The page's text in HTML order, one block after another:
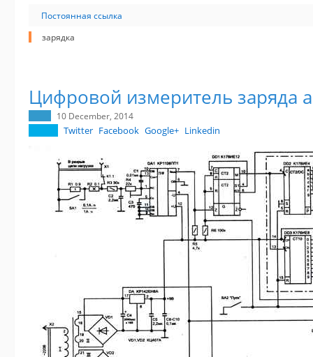
Постоянная ссылка
зарядка
Цифровой измеритель заряда
10 December, 2014
Twitter Facebook Google+ Linkedin